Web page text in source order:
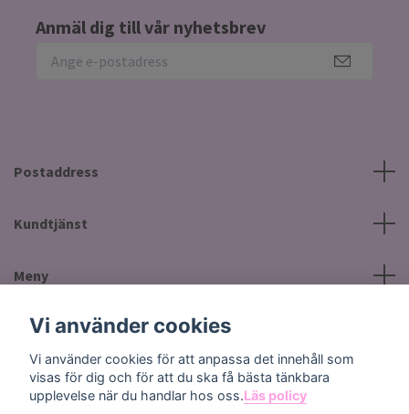
Anmäl dig till vår nyhetsbrev
Postaddress
Kundtjänst
Meny
Sociala medier
Vi använder cookies
Vi använder cookies för att anpassa det innehåll som
visas för dig och för att du ska få bästa tänkbara
upplevelse när du handlar hos oss.Läs policy